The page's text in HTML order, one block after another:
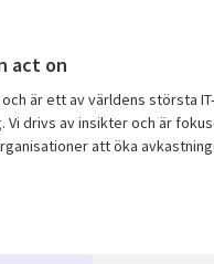
act on
är ett av världens största
drivs av insikter och är
att öka